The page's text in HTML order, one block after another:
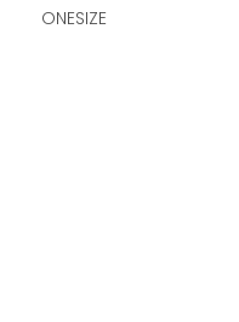
ONESIZE